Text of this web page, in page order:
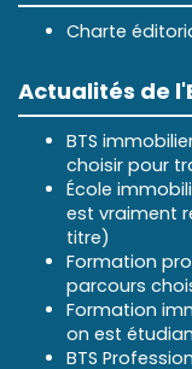
Charte
Actualités de
BTS
choisir pour
École
est vraiment
titre)
Formation
parcours
Formation
on est
BTS